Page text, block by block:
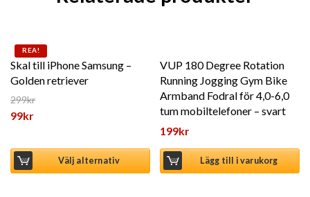
REA!
Skal till iPhone Samsung –
Golden retriever
299kr
Det ursprungliga priset var: 299kr.
99kr
Det nuvarande priset är: 99kr.
Välj alternativ
Den här produkten har flera varianter. De olika
VUP 180 Degree Rotation
Running Jogging Gym Bike
Armband Fodral för 4,0-6,0
tum mobiltelefoner – svart
199kr
Lägg till i varukorg